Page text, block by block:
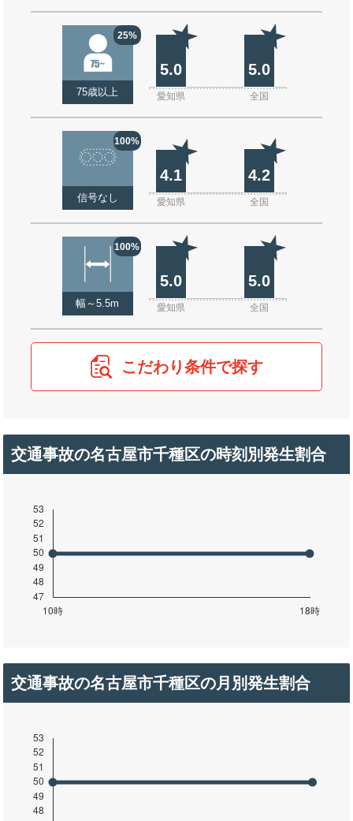
25%
75歳以上
5.0 5.0
愛知県 全国
100%
信号なし
4.1 4.2
愛知県 全国
100%
幅～5.5m
5.0 5.0
愛知県 全国
こだわり条件で探す
交通事故の名古屋市千種区の時刻別発生割合
交通事故の名古屋市千種区の月別発生割合